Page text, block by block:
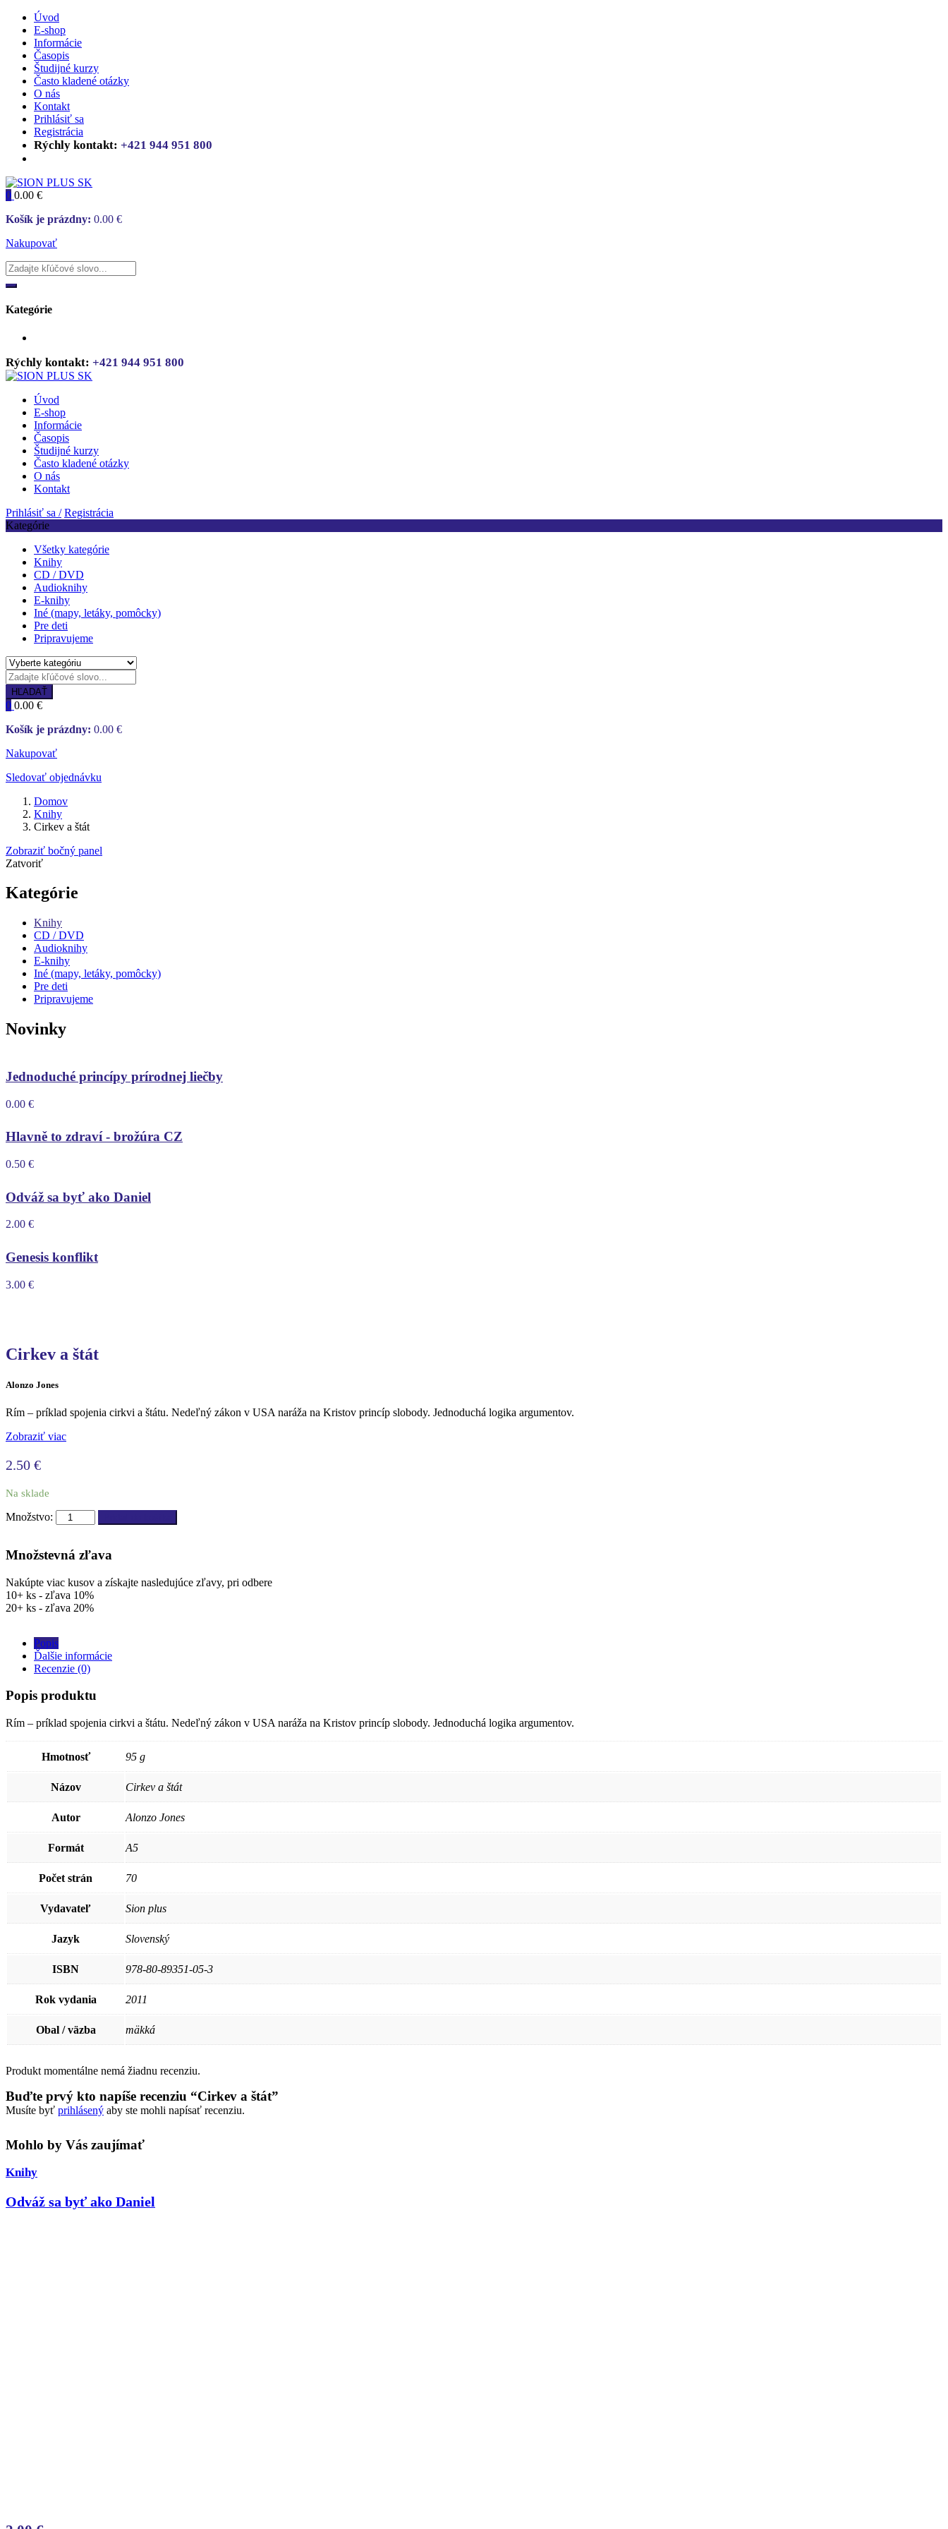
Úvod
E-shop
Informácie
Časopis
Študijné kurzy
Často kladené otázky
O nás
Kontakt
Prihlásiť sa
Registrácia
Rýchly kontakt: +421 944 951 800
0 0.00 €
Košík je prázdny: 0.00 €
Nakupovať
Kategórie
Rýchly kontakt: +421 944 951 800
Úvod
E-shop
Informácie
Časopis
Študijné kurzy
Často kladené otázky
O nás
Kontakt
Prihlásiť sa / Registrácia
Kategórie
Všetky kategórie
Knihy
CD / DVD
Audioknihy
E-knihy
Iné (mapy, letáky, pomôcky)
Pre deti
Pripravujeme
HĽADAŤ
0 0.00 €
Košík je prázdny: 0.00 €
Nakupovať
Sledovať objednávku
Domov
Knihy
Cirkev a štát
Zobraziť bočný panel
Zatvoriť
Kategórie
Knihy
CD / DVD
Audioknihy
E-knihy
Iné (mapy, letáky, pomôcky)
Pre deti
Pripravujeme
Novinky
Jednoduché princípy prírodnej liečby
0.00 €
Hlavně to zdraví - brožúra CZ
0.50 €
Odváž sa byť ako Daniel
2.00 €
Genesis konflikt
3.00 €
Cirkev a štát
Alonzo Jones
Rím – príklad spojenia cirkvi a štátu. Nedeľný zákon v USA naráža na Kristov princíp slobody. Jednoduchá logika argumentov.
Zobraziť viac
2.50 €
Na sklade
Množstvo:
Množstevná zľava
Nakúpte viac kusov a získajte nasledujúce zľavy, pri odbere
10+ ks - zľava 10%
20+ ks - zľava 20%
Popis
Ďalšie informácie
Recenzie (0)
Popis produktu
Rím – príklad spojenia cirkvi a štátu. Nedeľný zákon v USA naráža na Kristov princíp slobody. Jednoduchá logika argumentov.
Hmotnosť 95 g
Názov Cirkev a štát
Autor Alonzo Jones
Formát A5
Počet strán 70
Vydavateľ Sion plus
Jazyk Slovenský
ISBN 978-80-89351-05-3
Rok vydania 2011
Obal / väzba mäkká
Produkt momentálne nemá žiadnu recenziu.
Buďte prvý kto napíše recenziu “Cirkev a štát”
Musíte byť prihlásený aby ste mohli napísať recenziu.
Mohlo by Vás zaujímať
Knihy
Odváž sa byť ako Daniel